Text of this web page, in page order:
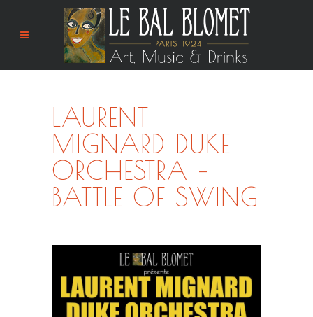
LAURENT
MIGNARD DUKE
ORCHESTRA –
BATTLE OF SWING